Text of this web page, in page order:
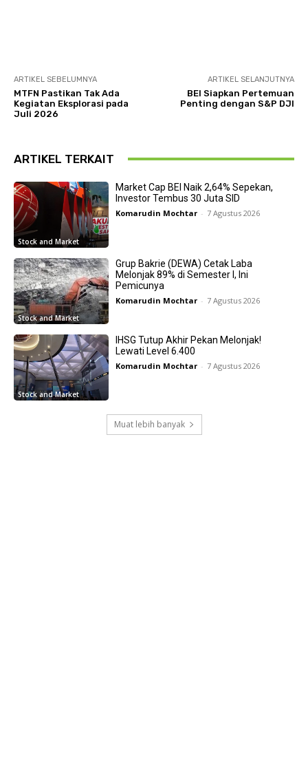
ARTIKEL SEBELUMNYA
MTFN Pastikan Tak Ada
Kegiatan Eksplorasi pada
Juli 2026
ARTIKEL SELANJUTNYA
BEI Siapkan Pertemuan
Penting dengan S&P DJI
ARTIKEL TERKAIT
Stock and Market
Market Cap BEI Naik 2,64% Sepekan,
Investor Tembus 30 Juta SID
Komarudin Mochtar - 7 Agustus 2026
Stock and Market
Grup Bakrie (DEWA) Cetak Laba
Melonjak 89% di Semester I, Ini
Pemicunya
Komarudin Mochtar - 7 Agustus 2026
Stock and Market
IHSG Tutup Akhir Pekan Melonjak!
Lewati Level 6.400
Komarudin Mochtar - 7 Agustus 2026
Muat lebih banyak